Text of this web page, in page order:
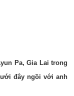
Pa, Gia Lai trong
đây ngồi với anh